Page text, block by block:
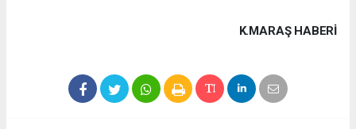
K.MARAŞ HABERİ